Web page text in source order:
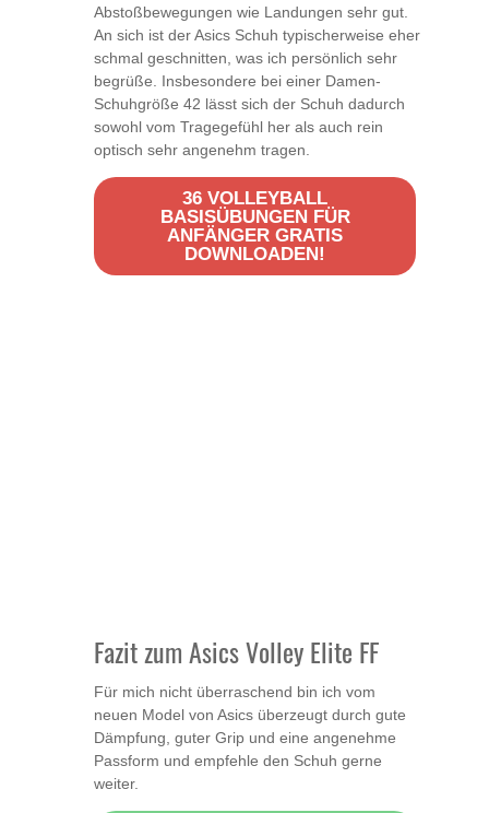
Abstoßbewegungen wie Landungen sehr gut.
An sich ist der Asics Schuh typischerweise eher
schmal geschnitten, was ich persönlich sehr
begrüße. Insbesondere bei einer Damen-
Schuhgröße 42 lässt sich der Schuh dadurch
sowohl vom Tragegefühl her als auch rein
optisch sehr angenehm tragen.
36 VOLLEYBALL
BASISÜBUNGEN FÜR
ANFÄNGER GRATIS
DOWNLOADEN!
Fazit zum Asics Volley Elite FF
Für mich nicht überraschend bin ich vom
neuen Model von Asics überzeugt durch gute
Dämpfung, guter Grip und eine angenehme
Passform und empfehle den Schuh gerne
weiter.